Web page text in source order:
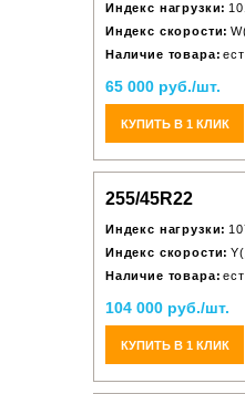
Индекс нагрузки:
Индекс скорости:
Наличие товара:
65 000 руб./шт.
КУПИТЬ В 1 КЛИК
255/45R22
Индекс нагрузки:
Индекс скорости:
Наличие товара:
104 000 руб./шт.
КУПИТЬ В 1 КЛИК